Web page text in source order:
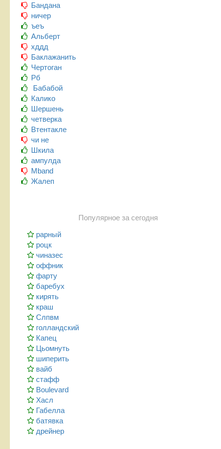
Бандана
ничер
ъеъ
Альберт
хддд
Баклажанить
Чертоган
Рб
Бабабой
Калико
Шершень
четверка
Втентакле
чи не
Шкила
ампулда
Mband
Жалеп
Популярное за сегодня
рарный
роцк
чиназес
оффник
фарту
баребух
кирять
краш
Слпвм
голландский
Капец
Цьомнуть
шиперить
вайб
стафф
Boulevard
Хасл
Габелла
батявка
дрейнер